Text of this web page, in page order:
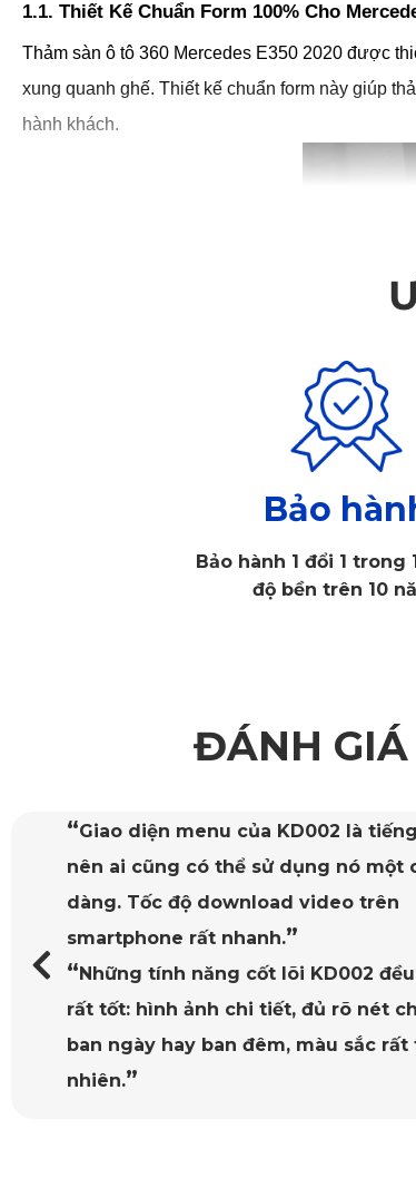
1.1. Thiết Kế Chuẩn Form 100% Cho
Thảm sàn ô tô 360 Mercedes E350 2020 được
xung quanh ghế. Thiết kế chuẩn form này giúp
hành khách.
Bảo
Bảo hành 1 đổi 1 trong
độ bền trên 10
ĐÁNH GIÁ